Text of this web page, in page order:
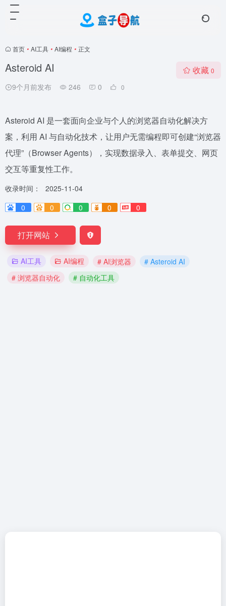
首页 • AI工具 • AI编程 • 正文
Asteroid AI
9个月前发布 246 0 0
收藏 0
Asteroid AI 是一套面向企业与个人的浏览器自动化解决方
案，利用 AI 与自动化技术，让用户无需编程即可创建“浏览器
代理”（Browser Agents），实现数据录入、表单提交、网页
交互等重复性工作。
收录时间：
2025-11-04
0
0 0 0 0
打开网站
AI工具 AI编程 # AI浏览器
# Asteroid AI
# 浏览器自动化
# 自动化工具